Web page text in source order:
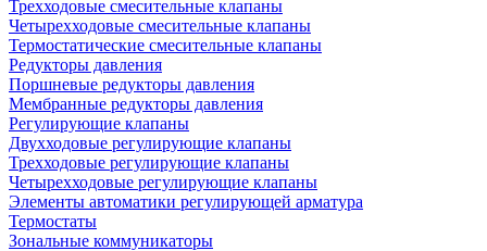
Трехходовые смесительные клапаны
Четырехходовые смесительные клапаны
Термостатические смесительные клапаны
Редукторы давления
Поршневые редукторы давления
Мембранные редукторы давления
Регулирующие клапаны
Двухходовые регулирующие клапаны
Трехходовые регулирующие клапаны
Четырехходовые регулирующие клапаны
Элементы автоматики регулирующей арматура
Термостаты
Зональные коммуникаторы